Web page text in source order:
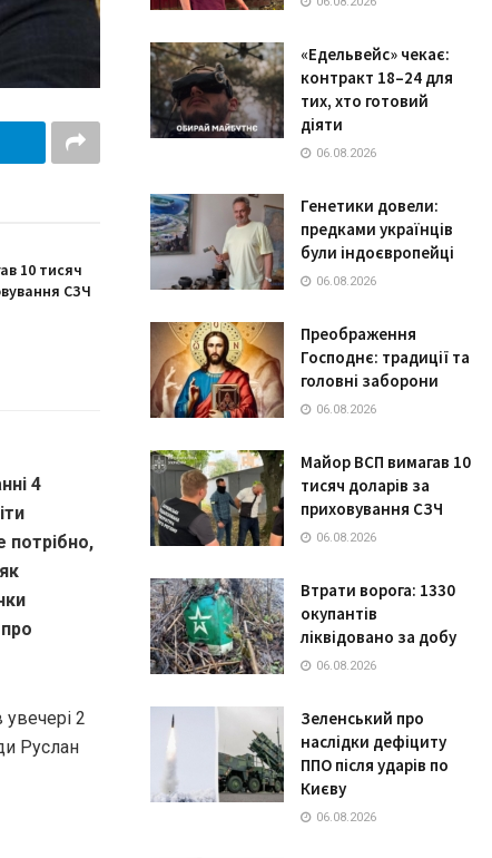
10 тисяч
СЗЧ
4
потрібно,
увечері 2
Руслан
«Едельвейс» чекає:
контракт 18–24 для
тих, хто готовий
діяти
06.08.2026
Генетики довели:
предками українців
були індоєвропейці
06.08.2026
Преображення
Господнє: традиції та
головні заборони
06.08.2026
Майор ВСП вимагав 10
тисяч доларів за
приховування СЗЧ
06.08.2026
Втрати ворога: 1330
окупантів
ліквідовано за добу
06.08.2026
Зеленський про
наслідки дефіциту
ППО після ударів по
Києву
06.08.2026